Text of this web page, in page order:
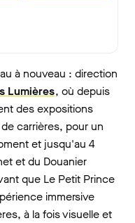
à nouveau : direction
Lumières, où depuis
des expositions
carrières, pour un
et jusqu'au 4
et du Douanier
que Le Petit Prince
immersive
à la fois visuelle et